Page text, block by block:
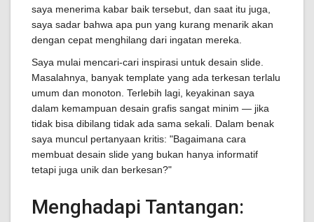
saya menerima kabar baik tersebut, dan saat itu juga,
saya sadar bahwa apa pun yang kurang menarik akan
dengan cepat menghilang dari ingatan mereka.
Saya mulai mencari-cari inspirasi untuk desain slide.
Masalahnya, banyak template yang ada terkesan terlalu
umum dan monoton. Terlebih lagi, keyakinan saya
dalam kemampuan desain grafis sangat minim — jika
tidak bisa dibilang tidak ada sama sekali. Dalam benak
saya muncul pertanyaan kritis: "Bagaimana cara
membuat desain slide yang bukan hanya informatif
tetapi juga unik dan berkesan?"
Menghadapi Tantangan: